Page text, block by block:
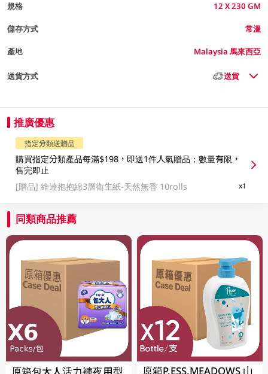
規格 12 X 230 GM
儲存方式 常溫
產地 Malaysia 馬來西亞
送貨方式 送貨
推廣優惠
指定分類送贈品
購買指定分類產品每滿$198，即送1件人氣贈品；數量有限，
售完即止
[贈品]維達抱抱綿3層衛生紙-天然無香 10rolls x1
同類商品推薦
原箱P.ESS.MEADOWS 山